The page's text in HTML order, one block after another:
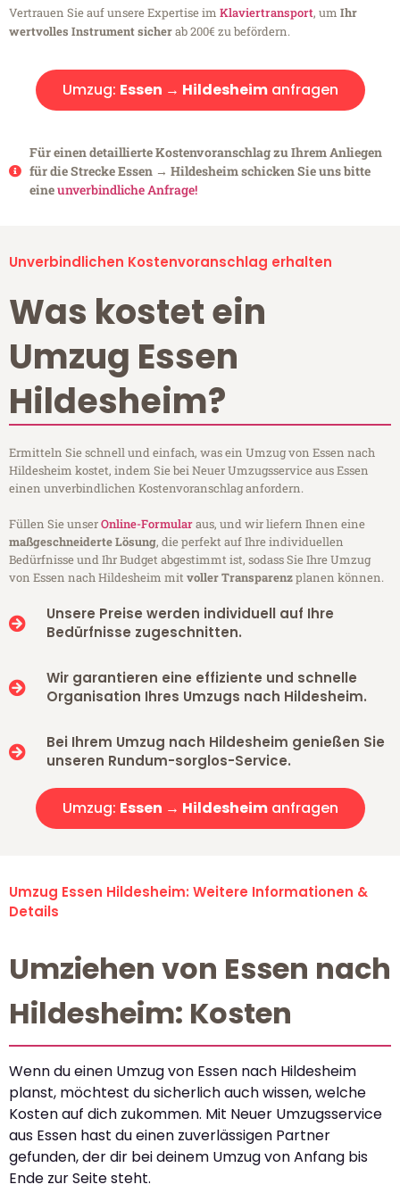
Vertrauen Sie auf unsere Expertise im Klaviertransport, um Ihr
wertvolles Instrument sicherab 200€ zu befördern.
Umzug: Essen → Hildesheimanfragen
Für einen detaillierte Kostenvoranschlag zu Ihrem Anliegen
für die Strecke Essen → Hildesheim schicken Sie uns bitte
eineunverbindliche Anfrage!
Unverbindlichen Kostenvoranschlag erhalten
Was kostet ein
Umzug Essen
Hildesheim?
Ermitteln Sie schnell und einfach, was ein Umzug von Essen nach
Hildesheim kostet, indem Sie bei Neuer Umzugsservice aus Essen
einen unverbindlichen Kostenvoranschlag anfordern.
Füllen Sie unserOnline-Formularaus, und wir liefern Ihnen eine
maßgeschneiderte Lösung, die perfekt auf Ihre individuellen
Bedürfnisse und Ihr Budget abgestimmt ist, sodass Sie Ihre Umzug
von Essen nach Hildesheim mitvoller Transparenzplanen können.
Unsere Preise werden individuell auf Ihre
Bedürfnisse zugeschnitten.
Wir garantieren eine effiziente und schnelle
Organisation Ihres Umzugs nach Hildesheim.
Bei Ihrem Umzug nach Hildesheim genießen Sie
unseren Rundum-sorglos-Service.
Umzug: Essen → Hildesheimanfragen
Umzug Essen Hildesheim: Weitere Informationen &
Details
Umziehen von Essen nach
Hildesheim: Kosten
Wenn du einen Umzug von Essen nach Hildesheim
planst, möchtest du sicherlich auch wissen, welche
Kosten auf dich zukommen. Mit Neuer Umzugsservice
aus Essen hast du einen zuverlässigen Partner
gefunden, der dir bei deinem Umzug von Anfang bis
Ende zur Seite steht.